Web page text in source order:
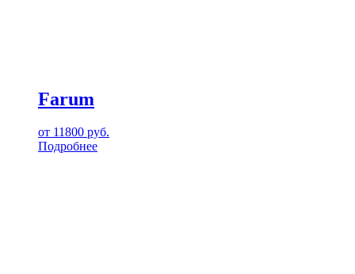
Farum
от 11800 руб.
Подробнее